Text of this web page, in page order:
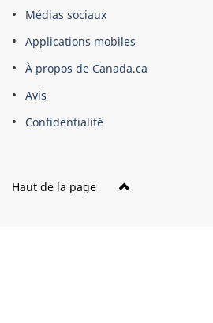
À
propos
de
ce
site
Médias sociaux
Applications mobiles
À propos de Canada.ca
Avis
Confidentialité
Haut de la page